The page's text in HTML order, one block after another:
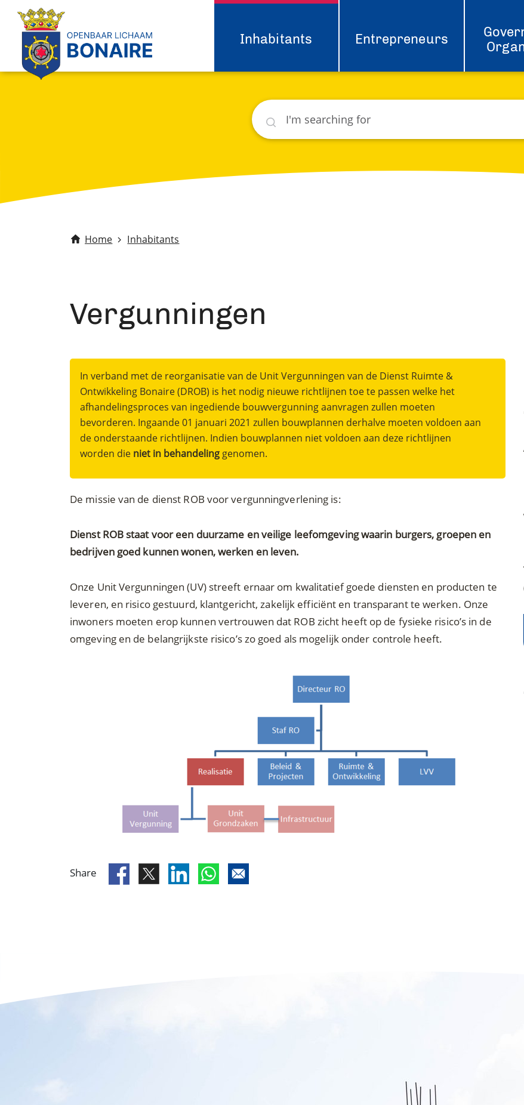
Inhabitants Entrepreneurs
Chat
Search
Home Inhabitants
Vergunningen
In verband met de reorganisatie van de Unit Vergunningen van de Dienst Ruimte &
Ontwikkeling Bonaire (DROB) is het nodig nieuwe richtlijnen toe te passen welke het
afhandelingsproces van ingediende bouwvergunning aanvragen zullen moeten
bevorderen. Ingaande 01 januari 2021 zullen bouwplannen derhalve moeten voldoen aan
de onderstaande richtlijnen. Indien bouwplannen niet voldoen aan deze richtlijnen
worden die niet in behandeling genomen.
De missie van de dienst ROB voor vergunningverlening is:
Dienst ROB staat voor een duurzame en veilige leefomgeving waarin burgers, groepen en
bedrijven goed kunnen wonen, werken en leven.
Onze Unit Vergunningen (UV) streeft ernaar om kwalitatief goede diensten en producten te
leveren, en risico gestuurd, klantgericht, zakelijk efficiënt en transparant te werken. Onze
inwoners moeten erop kunnen vertrouwen dat ROB zicht heeft op de fysieke risico’s in de
omgeving en de belangrijkste risico’s zo goed als mogelijk onder controle heeft.
Share